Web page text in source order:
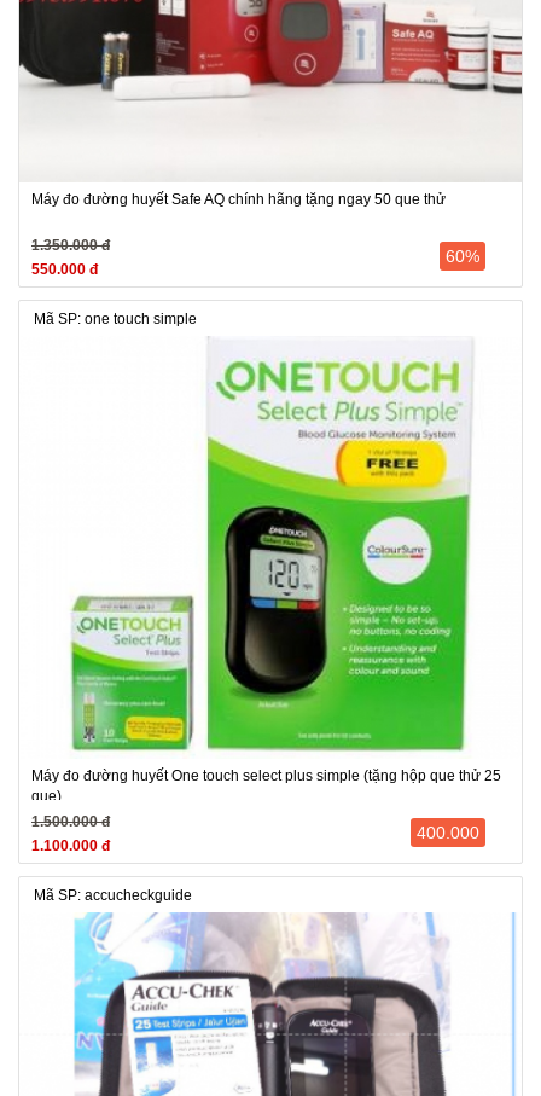
Máy đo đường huyết Safe AQ chính hãng tặng ngay 50 que thử
1.350.000 đ
550.000 đ
60%
Mã SP: one touch simple
Máy đo đường huyết One touch select plus simple (tặng hộp que thử 25
que)
1.500.000 đ
1.100.000 đ
400.000
Mã SP: accucheckguide